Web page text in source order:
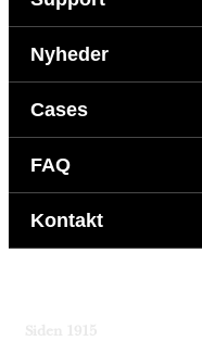
Nyheder
Cases
FAQ
Kontakt